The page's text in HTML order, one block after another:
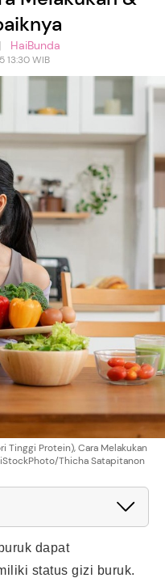
HaiBunda
13:30 WIB
Tinggi Protein), Cara Melakukan
Thicha Satapitanon
dapat
status gizi buruk.